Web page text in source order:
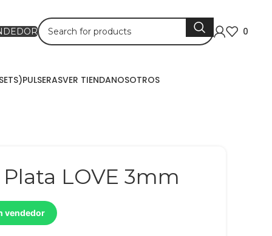
0
PULSERASVER TIENDANOSOTROS
LOVE 3mm
vendedor